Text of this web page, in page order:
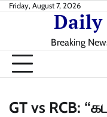
SkipFriday, August 7, 2026
Daily
Breaking
GT vs RCB: